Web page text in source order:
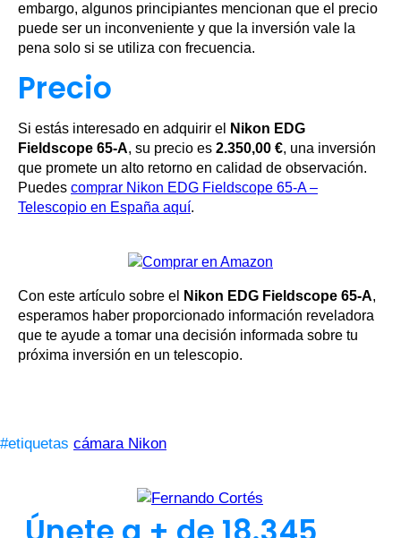
embargo, algunos principiantes mencionan que el precio
puede ser un inconveniente y que la inversión vale la
pena solo si se utiliza con frecuencia.
Precio
Si estás interesado en adquirir el
Nikon EDG
Fieldscope 65-A, su precio es 2.350,00 €, una inversión
que promete un alto retorno en calidad de observación.
Puedes comprar Nikon EDG Fieldscope 65-A –
Telescopio en España aquí.
Con este artículo sobre el Nikon EDG Fieldscope 65-A,
esperamos haber proporcionado información reveladora
que te ayude a tomar una decisión informada sobre tu
próxima inversión en un telescopio.
#etiquetas cámara Nikon